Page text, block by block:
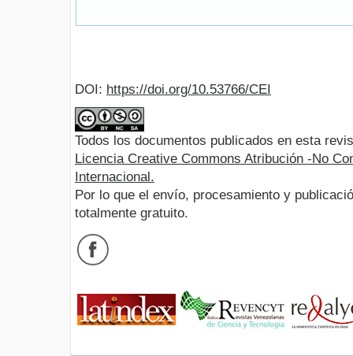
DOI: https://doi.org/10.53766/CEI
Todos los documentos publicados en esta
Licencia Creative Commons Atribución -No
Internacional.
Por lo que el envío, procesamiento y
totalmente gratuito.